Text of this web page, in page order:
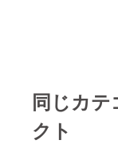
協力し
時〜18
ます！
同じカテ
クト